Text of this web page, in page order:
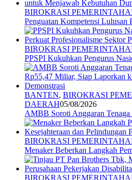
BIROKRASI
Penguatan Kompetensi
BIROKRASI
PPSPI Kukuhkan Pengurus
BANTEN, BIROKRASI
DAERAH05/08/2026
AMBB Soroti Anggaran
BIROKRASI
Menaker Beberkan Langkah
BIROKRASI